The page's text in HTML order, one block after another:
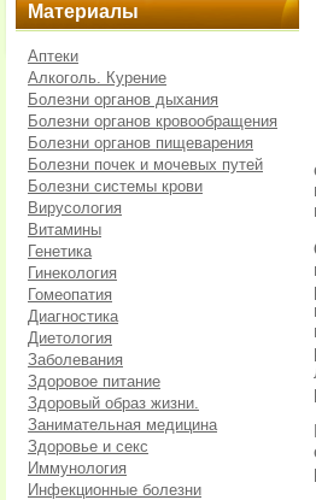
Материалы
Аптеки
Алкоголь. Курение
Болезни органов дыхания
Болезни органов кровообращения
Болезни органов пищеварения
Болезни почек и мочевых путей
Болезни системы крови
Вирусология
Витамины
Генетика
Гинекология
Гомеопатия
Диагностика
Диетология
Заболевания
Здоровое питание
Здоровый образ жизни.
Занимательная медицина
Здоровье и секс
Иммунология
Инфекционные болезни